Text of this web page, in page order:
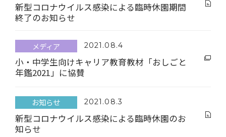
新型コロナウイルス感染による臨時休園期間
終了のお知らせ
メディア 2021.08.4
小・中学生向けキャリア教育教材「おしごと
年鑑2021」に協賛
域における保育園の役割を紹介～
お知らせ 2021.08.3
新型コロナウイルス感染による臨時休園のお
知らせ